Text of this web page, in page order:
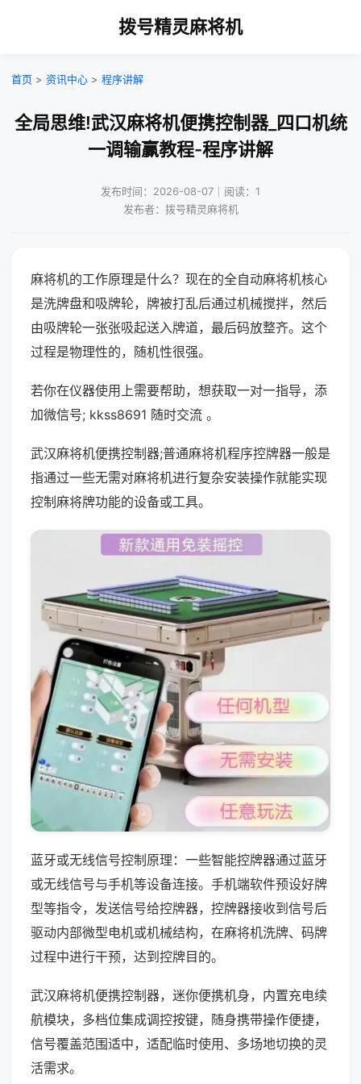
拨号精灵麻将机
首页 > 资讯中心 > 程序讲解
全局思维!武汉麻将机便携控制器_四口机统
一调输赢教程-程序讲解
发布时间：2026-08-07｜阅读：1
发布者：拨号精灵麻将机
麻将机的工作原理是什么？现在的全自动麻将机核心
是洗牌盘和吸牌轮，牌被打乱后通过机械搅拌，然后
由吸牌轮一张张吸起送入牌道，最后码放整齐。这个
过程是物理性的，随机性很强。
若你在仪器使用上需要帮助，想获取一对一指导，添
加微信号; kkss8691 随时交流 。
武汉麻将机便携控制器;普通麻将机程序控牌器一般是
指通过一些无需对麻将机进行复杂安装操作就能实现
控制麻将牌功能的设备或工具。
蓝牙或无线信号控制原理：一些智能控牌器通过蓝牙
或无线信号与手机等设备连接。手机端软件预设好牌
型等指令，发送信号给控牌器，控牌器接收到信号后
驱动内部微型电机或机械结构，在麻将机洗牌、码牌
过程中进行干预，达到控牌目的。
武汉麻将机便携控制器，迷你便携机身，内置充电续
航模块，多档位集成调控按键，随身携带操作便捷，
信号覆盖范围适中，适配临时使用、多场地切换的灵
活需求。